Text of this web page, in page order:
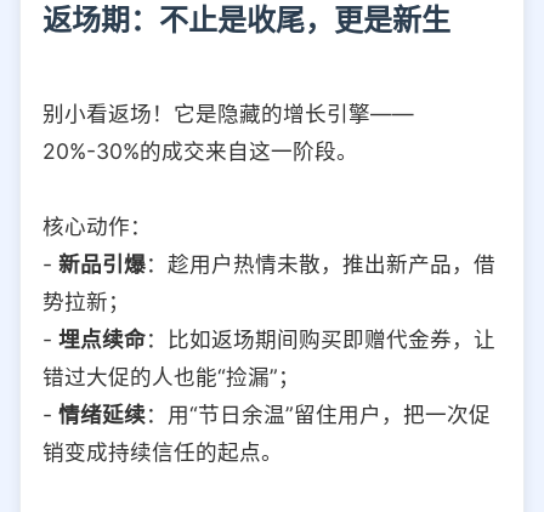
返场期：不止是收尾，更是新生
别小看返场！它是隐藏的增长引擎——
20%-30%的成交来自这一阶段。
核心动作：
- 新品引爆：趁用户热情未散，推出新产品，借
势拉新；
- 埋点续命：比如返场期间购买即赠代金券，让
错过大促的人也能“捡漏”；
- 情绪延续：用“节日余温”留住用户，把一次促
销变成持续信任的起点。